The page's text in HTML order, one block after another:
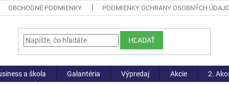
OBCHODNÉ PODMIENKY PODMIENKY OCHRANY OSOBNÝCH
HĽADAŤ
a škola Galantéria Výpredaj Akcie 2.